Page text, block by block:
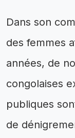
Dans son
des femmes
années, de
congolaises
publiques
de